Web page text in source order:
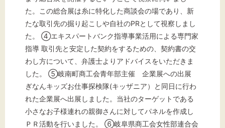
た。この総合展は糸に特化した商談会の場であり、新
たな取引先の掘り起こしや自社のPRとして視察しまし
た。 ④エキスパートバンク指導事業活用による専門家
指導 取引先と安定した契約をするための、契約書の交
わし方について、弁護士よりアドバイスをいただきま
した。 ⑤岐南町商工会青年部主催 企業展への出展
ぎなんキッズお仕事探検隊(キッザニア）と同日に行わ
れた企業展へ出展しました。当社のターゲットである
小さなお子様連れの親御さんに対してパネルを作成し
ＰＲ活動を行いました。 ⑥岐阜県商工会女性部連合会